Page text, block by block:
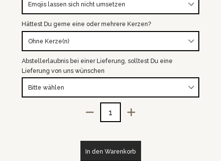
Hättest Du gerne eine oder mehrere Kerzen?
Abstellerlaubnis bei einer Lieferung, solltest Du eine
Lieferung von uns wünschen
In den Warenkorb